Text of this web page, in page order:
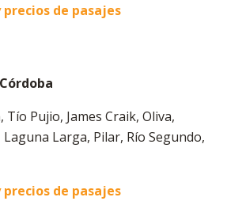
de pasajes
Tío Pujio, James Craik, Oliva,
Larga, Pilar, Río Segundo,
de pasajes